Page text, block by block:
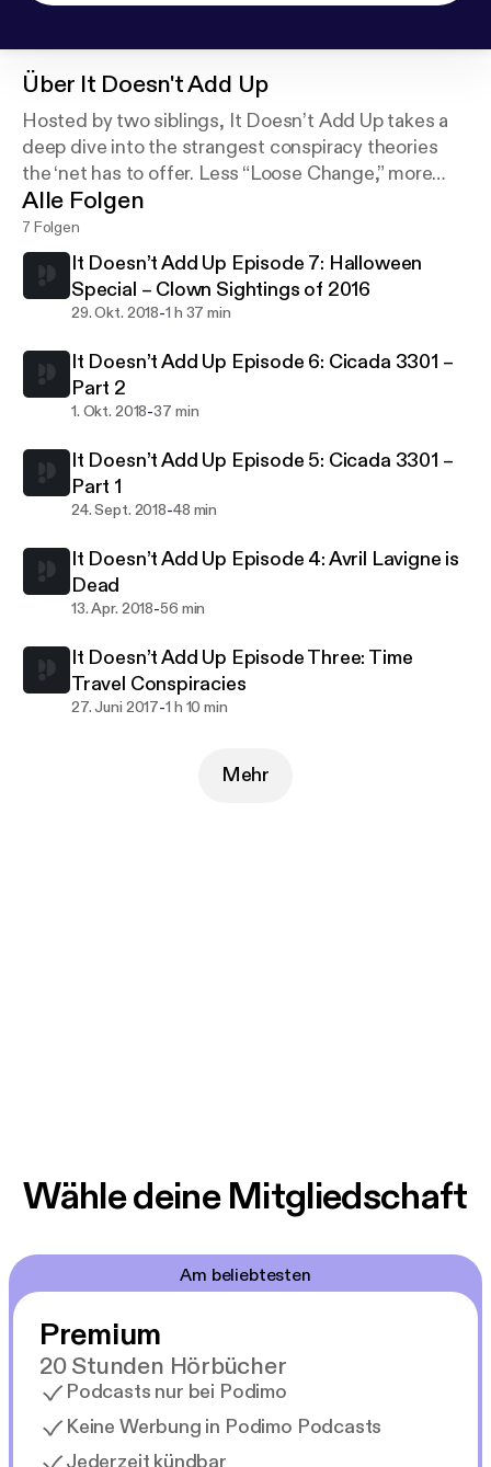
Über It Doesn't Add Up
Hosted by two siblings, It Doesn’t Add Up takes a
deep dive into the strangest conspiracy theories
the ‘net has to offer. Less “Loose Change,” more
“inter-dimensional time travel” and “the moon isn’t
real.”
Alle Folgen
7 Folgen
It Doesn’t Add Up Episode 7: Halloween
Special – Clown Sightings of 2016
29. Okt. 2018-1 h 37 min
It Doesn’t Add Up Episode 6: Cicada 3301 –
Part 2
1. Okt. 2018-37 min
It Doesn’t Add Up Episode 5: Cicada 3301 –
Part 1
24. Sept. 2018-48 min
It Doesn’t Add Up Episode 4: Avril Lavigne is
Dead
13. Apr. 2018-56 min
It Doesn’t Add Up Episode Three: Time
Travel Conspiracies
27. Juni 2017-1 h 10 min
Mehr
Wähle deine Mitgliedschaft
Am beliebtesten
Premium
20 Stunden Hörbücher
Podcasts nur bei Podimo
Keine Werbung in Podimo Podcasts